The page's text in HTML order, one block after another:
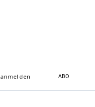
anmelden ABO